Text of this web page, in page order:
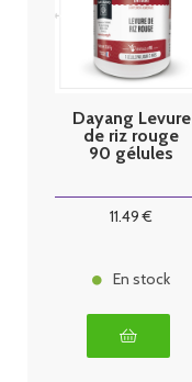
Dayang Levure
de riz rouge
90 gélules
11.49 €
En stock